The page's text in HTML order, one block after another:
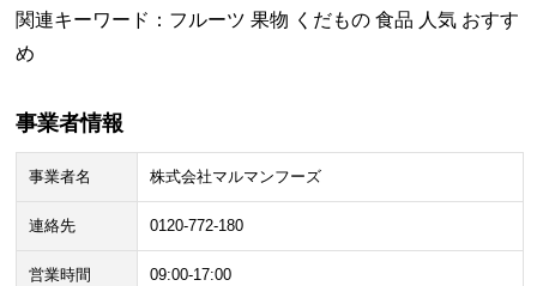
関連キーワード：フルーツ 果物 くだもの 食品 人気 おすす
め
事業者情報
事業者名 株式会社マルマンフーズ
連絡先 0120-772-180
営業時間 09:00-17:00